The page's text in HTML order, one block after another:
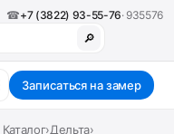
☎+7 (3822) 93-55-76· 935576
🔎
Записаться на замер
Каталог›Дельта›